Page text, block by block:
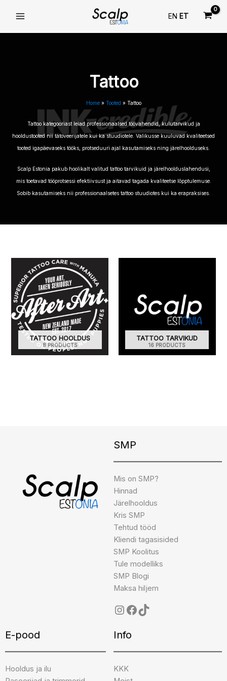
EN ET
Tattoo
Home Tooted Tattoo
Tattoo kategooriast leiad professionaalsed töövahendid, kulutarvikud ja
hooldustooted nii tätoveerijatele kui ka stuudiotele. Valikusse kuuluvad kvaliteetsed
tooted igapäevaseks tööks, protseduuri ajal kasutamiseks ning järelhoolduseks.
Scalp Estonia pakub hoolikalt valitud tattoo tarvikuid ja järelhoolduslahendusi,
mis toetavad tööprotsessi efektiivsust ja aitavad tagada kvaliteetse lõpptulemuse.
Sobib kasutamiseks nii professionaalsetes tattoo stuudiotes kui ka erapraksises.
TATTOO HOOLDUS
8 PRODUCTS
TATTOO TARVIKUD
16 PRODUCTS
SMP
Mis on SMP?
Hinnad
Järelhooldus
Kris SMP
Tehtud tööd
Kliendi tagasisided
SMP Koolitus
Tule modelliks
SMP Blogi
Maksa hiljem
Instagram
Facebook
E-pood
Hooldus ja ilu
Info
KKK